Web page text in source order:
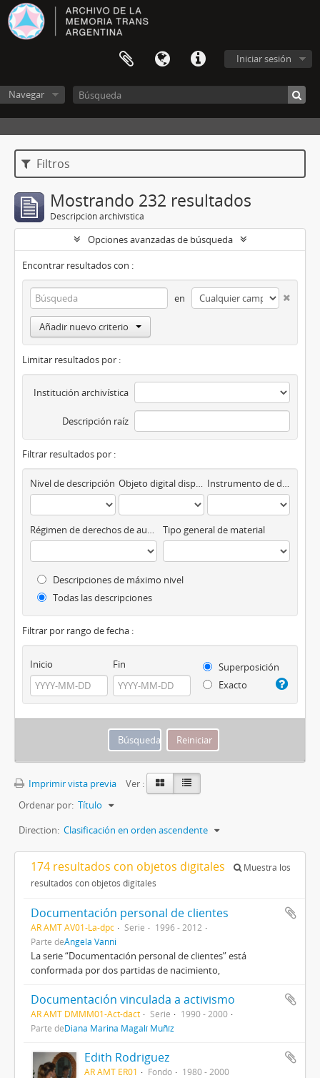
Iniciar sesión
Navegar
Filtros
Mostrando 232 resultados
Descripción archivística
Opciones avanzadas de búsqueda
Encontrar resultados con :
en
Añadir nuevo criterio
Limitar resultados por :
Institución archivística
Descripción raíz
Filtrar resultados por :
Nivel de descripción Objeto digital disponibles Instrumento de descripción
Régimen de derechos de autor Tipo general de material
Descripciones de máximo nivel
Todas las descripciones
Filtrar por rango de fecha :
Inicio Fin
Superposición
Exacto
Imprimir vista previa
Ver :
Ordenar por: Título
Direction: Clasificación en orden ascendente
174 resultados con objetos digitales
Muestra los
resultados con objetos digitales
Documentación personal de clientes
AR AMT AV01-La-dpc Serie
1996 - 2012
Parte deÁngela Vanni
La serie “Documentación personal de clientes” está
conformada por dos partidas de nacimiento,
Documentación vinculada a activismo
AR AMT DMMM01-Act-dact Serie
1990 - 2000
Parte deDiana Marina Magalí Muñíz
Edith Rodriguez
AR AMT ER01 Fondo 1980 - 2000